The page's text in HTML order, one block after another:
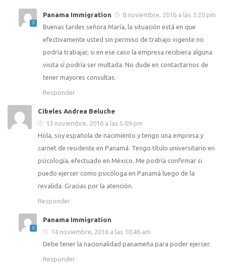
Panama Immigration
8 noviembre, 2016 a las 3:20 pm
Buenas tardes señora María, la situación está en que
efectivamente usted sin permiso de trabajo vigente no
podría trabajar, si en ese caso la empresa recibiera alguna
visita sí podría ser multada. No dude en contactarnos de
tener mayores consultas.
Responder
Cibeles Andrea Beluche
13 noviembre, 2016 a las 5:09 pm
Hola, soy española de nacimiento y tengo una empresa y
carnet de residente en Panamá. Tengo título universitario en
psicología, efectuado en México. Me podría confirmar si
puedo ejercer como psicóloga en Panamá luego de la
revalida. Gracias por la atención.
Responder
Panama Immigration
14 noviembre, 2016 a las 10:46 am
Debe tener la nacionalidad panameña para poder ejercer.
Responder